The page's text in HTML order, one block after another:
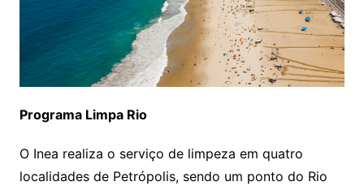
Programa Limpa Rio
O Inea realiza o serviço de limpeza em quatro
localidades de Petrópolis, sendo um ponto do Rio